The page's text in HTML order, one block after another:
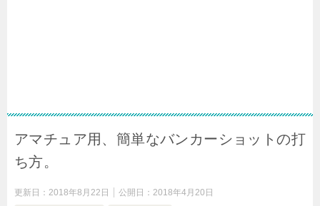
アマチュア用、簡単なバンカーショットの打
ち方。
更新日： 2018年8月22日 公開日： 2018年4月20日